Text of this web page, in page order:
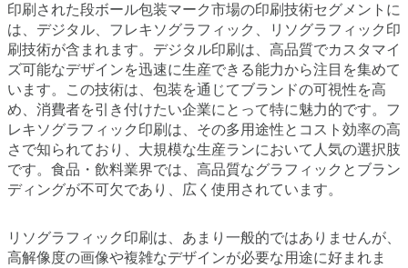
印刷された段ボール包装マーク市場の印刷技術セグメントに
は、デジタル、フレキソグラフィック、リソグラフィック印
刷技術が含まれます。デジタル印刷は、高品質でカスタマイ
ズ可能なデザインを迅速に生産できる能力から注目を集めて
います。この技術は、包装を通じてブランドの可視性を高
め、消費者を引き付けたい企業にとって特に魅力的です。フ
レキソグラフィック印刷は、その多用途性とコスト効率の高
さで知られており、大規模な生産ランにおいて人気の選択肢
です。食品・飲料業界では、高品質なグラフィックとブラン
ディングが不可欠であり、広く使用されています。
リソグラフィック印刷は、あまり一般的ではありませんが、
高解像度の画像や複雑なデザインが必要な用途に好まれま